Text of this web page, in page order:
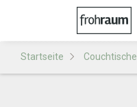
Startseite Couchtische